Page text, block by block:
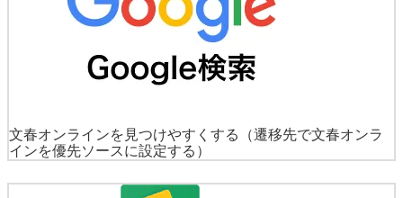
文春オンラインを見つけやすくする
（遷移先で文春オンラ
インを優先ソースに設定する）